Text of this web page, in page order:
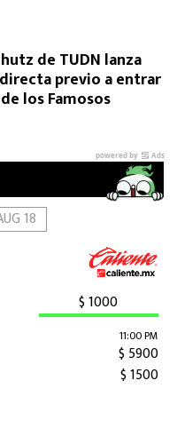
de TUDN lanza
previo a entrar
de los Famosos